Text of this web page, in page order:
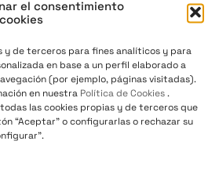
el consentimiento
y de terceros para fines analíticos y para
en base a un perfil elaborado a
(por ejemplo, páginas visitadas).
en nuestra Política de Cookies.
las cookies propias y de terceros que
“Aceptar” o configurarlas o rechazar su
dalla Spagna